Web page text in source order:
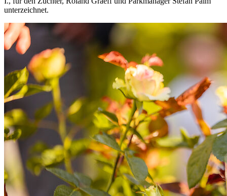
unterzeichnet.